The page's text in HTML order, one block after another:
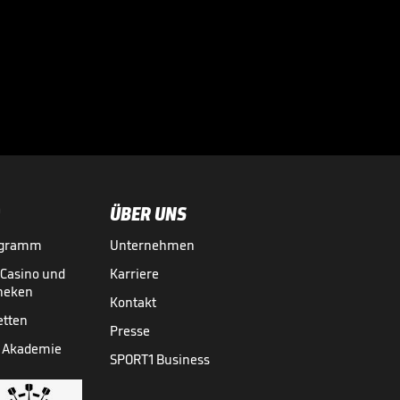
und
Akademie
ÜBER UNS
Unternehmen
Karriere
Kontakt
Presse
SPORT1 Business